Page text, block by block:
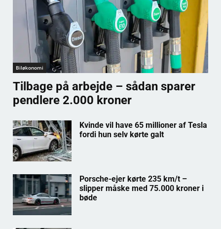
Biløkonomi
Tilbage på arbejde – sådan sparer
pendlere 2.000 kroner
Kvinde vil have 65 millioner af Tesla
fordi hun selv kørte galt
Porsche-ejer kørte 235 km/t –
slipper måske med 75.000 kroner i
bøde